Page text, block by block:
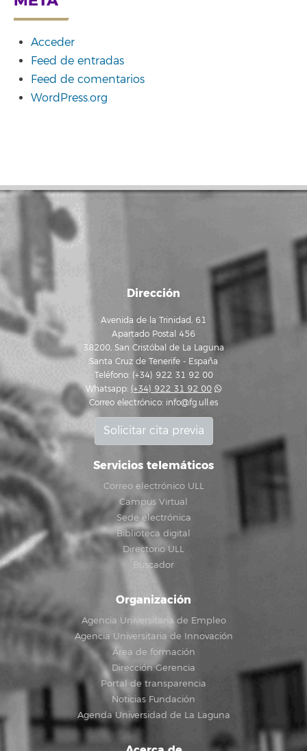
Acceder
Feed de entradas
Feed de comentarios
WordPress.org
Dirección
Avenida de la Trinidad, 61
Apartado Postal 456
38200, San Cristóbal de La Laguna
Santa Cruz de Tenerife - España
Teléfono: (+34) 922 31 92 00
Whatsapp: (+34) 922 31 92 00
Correo electrónico: info@fg.ull.es
Solicitar cita previa
Servicios telemáticos
Correo electrónico ULL
Campus Virtual
Sede electrónica
Biblioteca digital
Directorio ULL
Buscador
Organización
Agencia Universitaria de Empleo
Agencia Universitaria de Innovación
Área de formación
Dirección Gerencia
Portal de transparencia
Noticias Fundación
Agenda Universidad de La Laguna